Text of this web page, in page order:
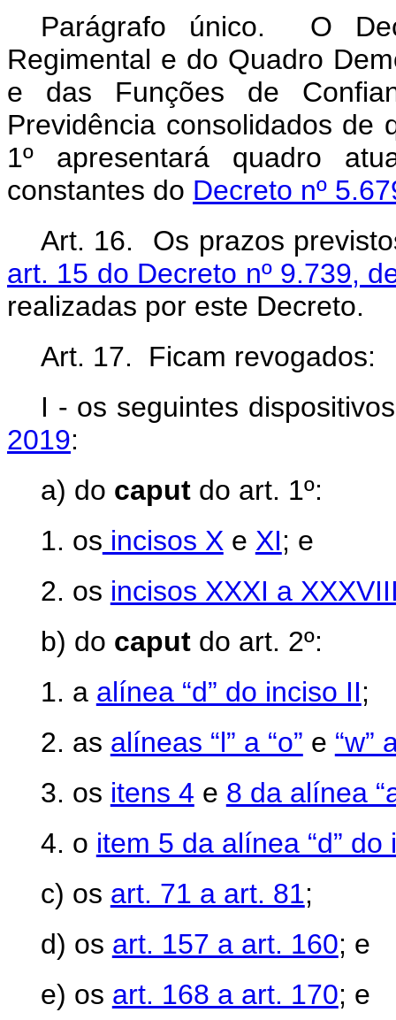
Parágrafo único. O
Regimental e do Quadro
e das Funções de
Previdência consolidados
1º apresentará quadro
constantes do Decreto nº
Art. 16. Os prazos
art. 15 do Decreto nº 9.739,
realizadas por este Decreto.
Art. 17. Ficam revogados:
I - os seguintes
2019:
a) do caputdo art. 1º:
1. os incisos X e XI; e
2. os incisos XXXI a
b) do caputdo art. 2º:
1. a alínea “d” do inciso II;
2. as alíneas “l” a “o” e “w”
3. os itens 4 e 8 da alínea
4. o item 5 da alínea “d” do
c) os art. 71 a art. 81;
d) os art. 157 a art. 160; e
e) os art. 168 a art. 170; e